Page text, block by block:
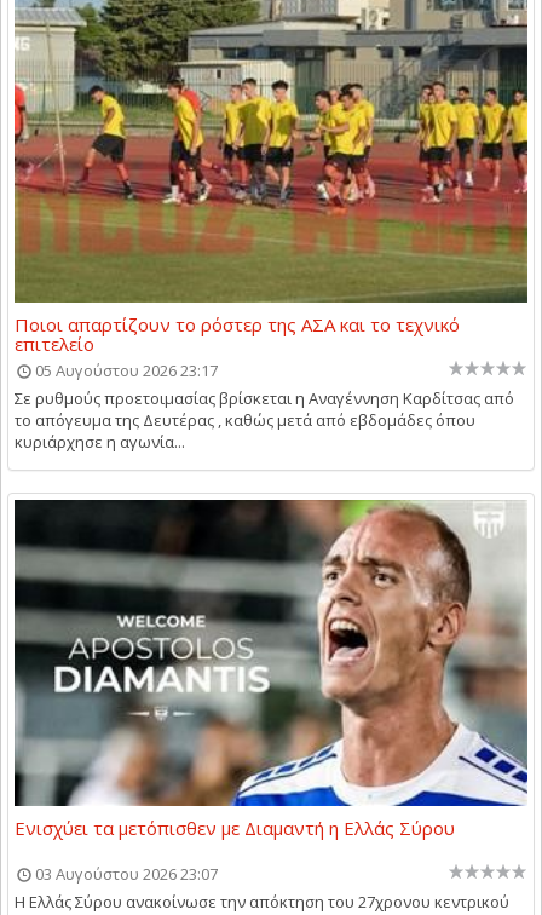
Ποιοι απαρτίζουν το ρόστερ της ΑΣΑ και το τεχνικό
επιτελείο
05 Αυγούστου 2026 23:17
Σε ρυθμούς προετοιμασίας βρίσκεται η Αναγέννηση Καρδίτσας από
το απόγευμα της Δευτέρας , καθώς μετά από εβδομάδες όπου
κυριάρχησε η αγωνία...
Ενισχύει τα μετόπισθεν με Διαμαντή η Ελλάς Σύρου
03 Αυγούστου 2026 23:07
Η Ελλάς Σύρου ανακοίνωσε την απόκτηση του 27χρονου κεντρικού